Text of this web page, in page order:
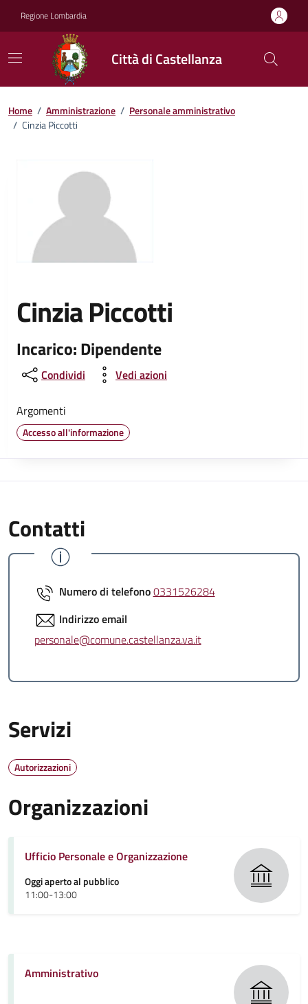
Regione Lombardia
Città di Castellanza
Home / Amministrazione / Personale amministrativo
/ Cinzia Piccotti
Cinzia Piccotti
Incarico: Dipendente
Condividi Vedi azioni
Argomenti
Accesso all'informazione
Contatti
Numero di telefono0331526284
Indirizzo email
personale@comune.castellanza.va.it
Servizi
Autorizzazioni
Organizzazioni
Ufficio Personale e Organizzazione
Oggi aperto al pubblico
11:00-13:00
Amministrativo